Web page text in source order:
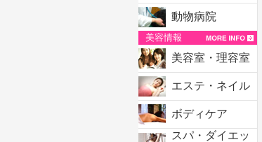
動物病院
美容情報
美容室・理容室
エステ・ネイル
ボディケア
スパ・ダイエッ